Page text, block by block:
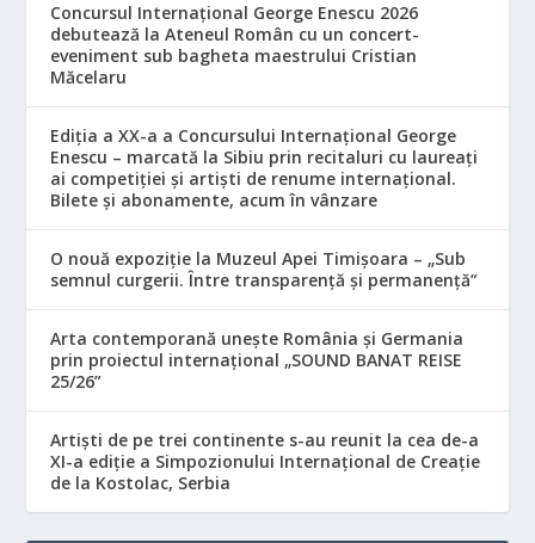
Concursul Internațional George Enescu 2026
debutează la Ateneul Român cu un concert-
eveniment sub bagheta maestrului Cristian
Măcelaru
Ediția a XX-a a Concursului Internațional George
Enescu – marcată la Sibiu prin recitaluri cu laureați
ai competiției și artiști de renume internațional.
Bilete și abonamente, acum în vânzare
O nouă expoziție la Muzeul Apei Timișoara – „Sub
semnul curgerii. Între transparență și permanență”
Arta contemporană unește România și Germania
prin proiectul internațional „SOUND BANAT REISE
25/26”
Artiști de pe trei continente s-au reunit la cea de-a
XI-a ediție a Simpozionului Internațional de Creație
de la Kostolac, Serbia